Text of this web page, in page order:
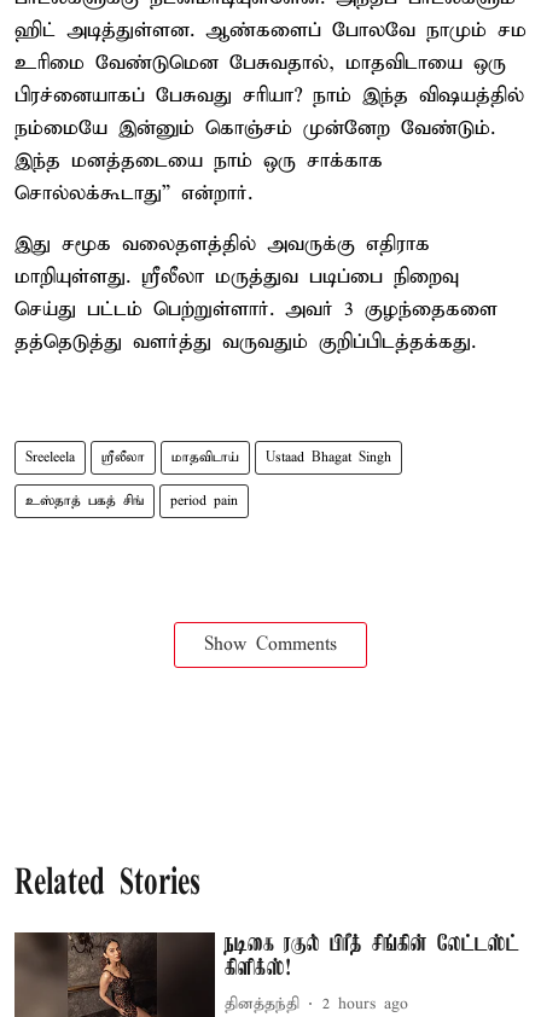
ஹிட் அடித்துள்ளன. ஆண்களைப் போலவே நாமும் சம
உரிமை வேண்டுமென பேசுவதால், மாதவிடாயை ஒரு
பிரச்னையாகப் பேசுவது சரியா? நாம் இந்த விஷயத்தில்
நம்மையே இன்னும் கொஞ்சம் முன்னேற வேண்டும்.
இந்த மனத்தடையை நாம் ஒரு சாக்காக
சொல்லக்கூடாது” என்றார்.
இது சமூக வலைதளத்தில் அவருக்கு எதிராக
மாறியுள்ளது. ஸ்ரீலீலா மருத்துவ படிப்பை நிறைவு
செய்து பட்டம் பெற்றுள்ளார். அவர் 3 குழந்தைகளை
தத்தெடுத்து வளர்த்து வருவதும் குறிப்பிடத்தக்கது.
Sreeleela ஸ்ரீலீலா மாதவிடாய் Ustaad Bhagat Singh
உஸ்தாத் பகத் சிங் period pain
Show Comments
Related Stories
நடிகை ரகுல் பிரீத் சிங்கின் லேட்டஸ்ட்
கிளிக்ஸ்!
தினத்தந்தி 2 hours ago